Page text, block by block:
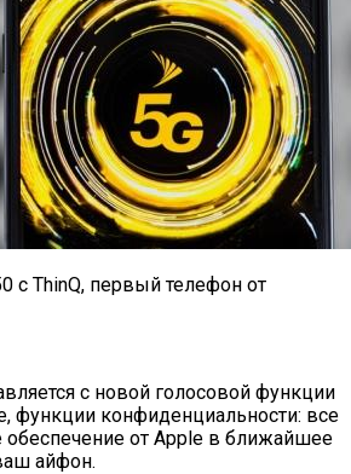
с ThinQ, первый телефон от
с новой голосовой функции
функции конфиденциальности: все
от Apple в ближайшее
айфон.